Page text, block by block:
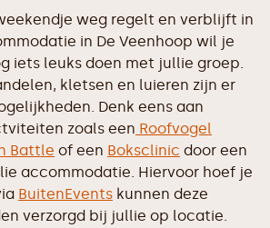
weg regelt en verblijft in
in De Veenhoop wil je
iets leuks doen met jullie groep.
kletsen en luieren zijn er
Denk eens aan
zoals een Roofvogel
Battle of een Boksclinic door een
accommodatie. Hiervoor hoef je
BuitenEvents kunnen deze
verzorgd bij jullie op locatie.